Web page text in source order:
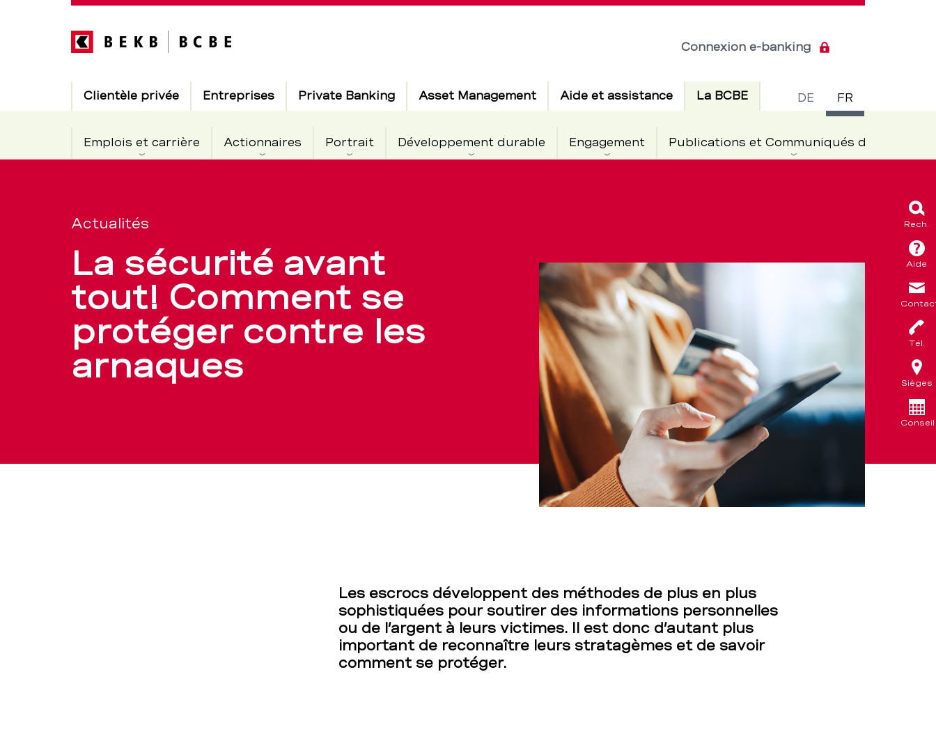
bancaires
banking:
de
langue
DE FR
Connexion e-banking
Hauptnavigation
Clientèle privée Entreprises Private Banking Asset Management Aide et assistance La BCBEActif
Emplois et carrière Actionnaires Portrait Développement durable Engagement Publications et Communiqués de presse
navigation
service
Rech.
Aide
Tél.
Sièges
Conseil
Actualités
La sécurité avant
tout! Comment se
protéger contre les
arnaques
Les escrocs développent des méthodes de plus en plus
sophistiquées pour soutirer des informations personnelles
ou de l’argent à leurs victimes. Il est donc d’autant plus
important de reconnaître leurs stratagèmes et de savoir
comment se protéger.